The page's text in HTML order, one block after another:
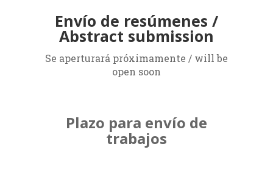
Envío de resúmenes /
Abstract submission
Se aperturará próximamente / will be
open soon
Plazo para envío de
trabajos